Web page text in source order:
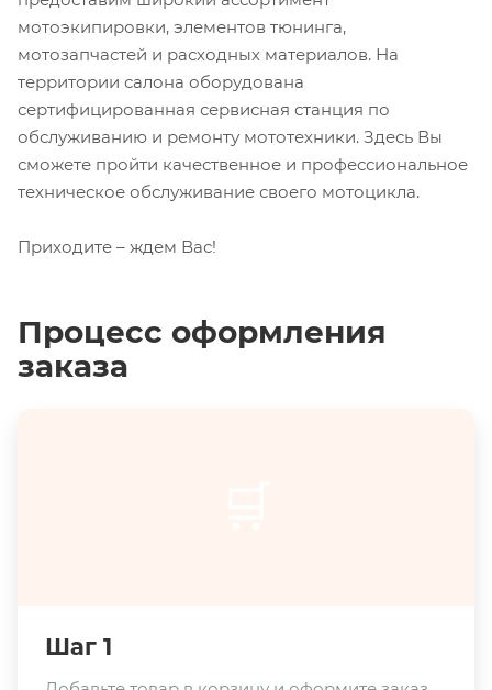
мотоэкипировки, элементов тюнинга,
мотозапчастей и расходных материалов. На
территории салона оборудована
сертифицированная сервисная станция по
обслуживанию и ремонту мототехники. Здесь Вы
сможете пройти качественное и профессиональное
техническое обслуживание своего мотоцикла.
Приходите – ждем Вас!
Процесс оформления
заказа
Шаг 1